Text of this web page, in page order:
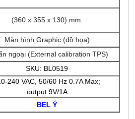
(360 x 355 x 130) mm.
Màn hình Graphic (đồ họa)
ngoại (External calibration TPS)
SKU: BL0519
240 VAC, 50/60 Hz 0.7A Max;
output 9V/1A
BEL Ý